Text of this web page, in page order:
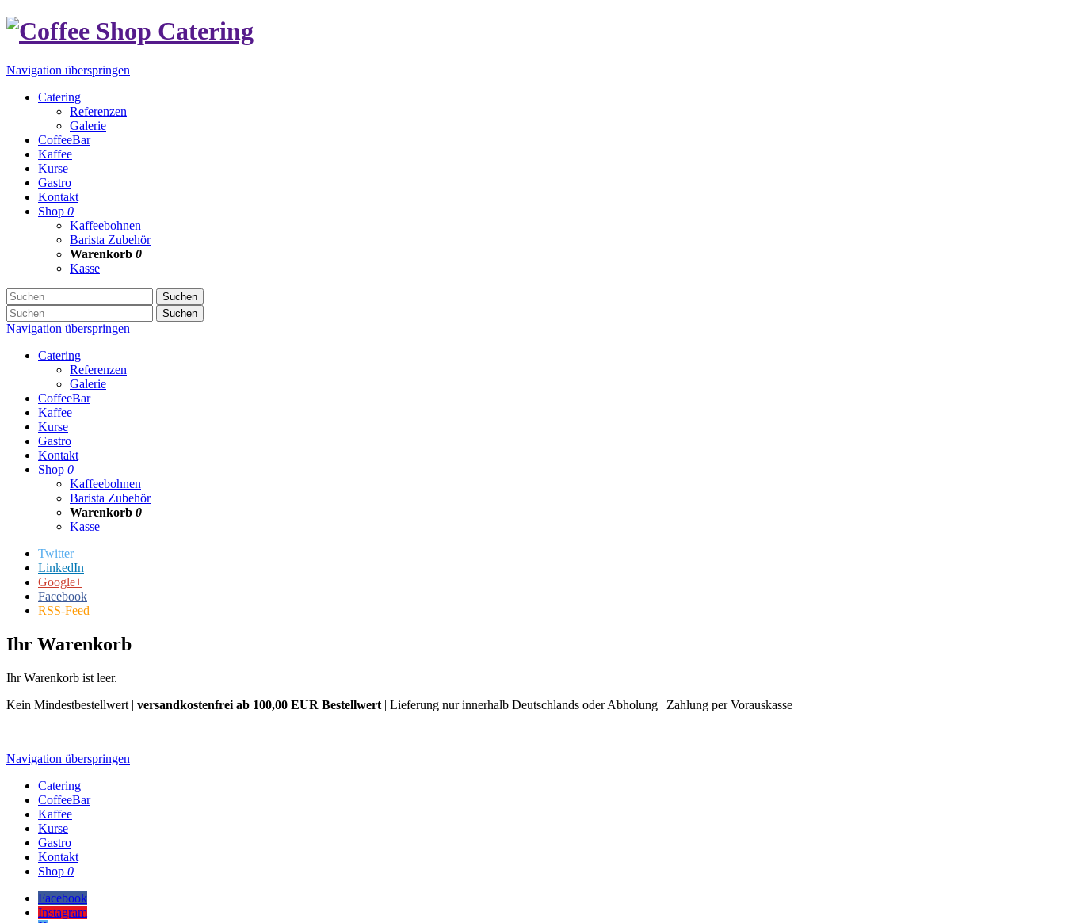
Navigation überspringen
Catering
Referenzen
Galerie
CoffeeBar
Kaffee
Kurse
Gastro
Kontakt
Shop 0
Kaffeebohnen
Barista Zubehör
Warenkorb 0
Kasse
Suchen
Suchen
Navigation überspringen
Catering
Referenzen
Galerie
CoffeeBar
Kaffee
Kurse
Gastro
Kontakt
Shop 0
Kaffeebohnen
Barista Zubehör
Warenkorb 0
Kasse
Twitter
LinkedIn
Google+
Facebook
RSS-Feed
Ihr Warenkorb
Ihr Warenkorb ist leer.
Kein Mindestbestellwert | versandkostenfrei ab 100,00 EUR Bestellwert | Lieferung nur innerhalb Deutschlands oder Abholung | Zahlung per Vorauskasse
Navigation überspringen
Catering
CoffeeBar
Kaffee
Kurse
Gastro
Kontakt
Shop 0
Facebook
Instagram